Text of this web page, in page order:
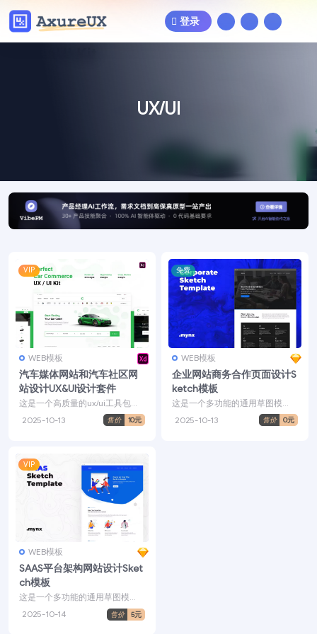
登录
UX/UI
VIP
WEB模板
汽车媒体网站和汽车社区网
站设计UX&UI设计套件
这是一个高质量的ux/ui工具包，
用于销售汽车零件和汽车涂料。
由于这个套件，它被...
2025-10-13 售价 10元
免费
WEB模板
企业网站商务合作页面设计S
ketch模板
这是一个多功能的通用草图模
板，该模板是咨询公司，金融公
司，搜索引擎优化公司，分析...
2025-10-13 售价 0元
VIP
WEB模板
SAAS平台架构网站设计Sket
ch模板
这是一个多功能的通用草图模
板，该模板是作为SASS公司，移
动应用程序，设计师和开...
2025-10-14 售价 5元